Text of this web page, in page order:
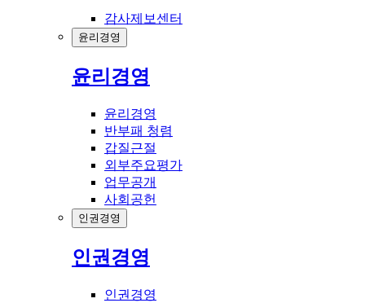
감사제보센터
윤리경영
윤리경영
윤리경영
반부패 청렴
갑질근절
외부주요평가
업무공개
사회공헌
인권경영
인권경영
인권경영